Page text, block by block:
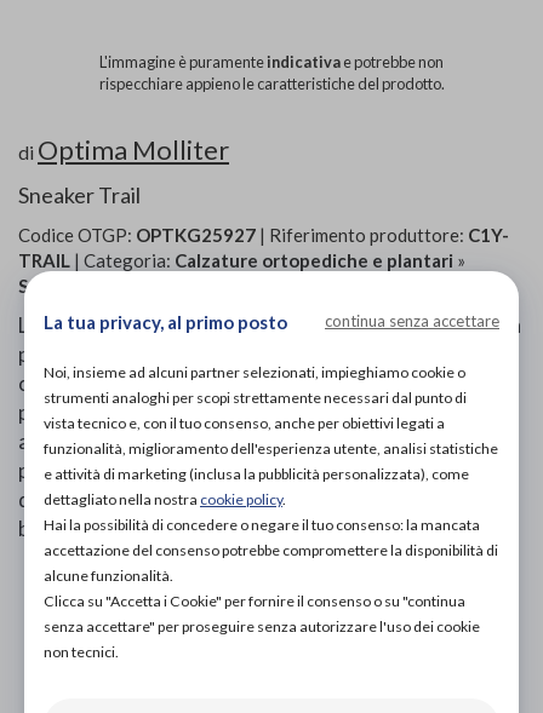
L'immagine è puramenteindicativae potrebbe non
rispecchiare appieno le caratteristiche del prodotto.
di Optima Molliter
Sneaker Trail
Codice OTGP: OPTKG25927 | Riferimento produttore: C1Y-
TRAIL | Categoria: Calzature ortopediche e plantari »
Sandali ortopedici
La sneaker Trail, si presenta con una tomaia realizzata in
pelle, soletta interna estraibile ed apertura regolabile
con lacci. YDA consente di curare il bilanciamento della
postura e potenziare le funzionalità del corpo. Il sistema
antishock che ridistribuisce il peso sull’intera superficie
plantare e lo Spring System favoriscono il rotolamento
del piede restituendo una piacevole sensazione di
benessere ed equilibrio.
PROVA E ACQUISTA IN NEGOZIO
175,00€
PROVA E NOLEGGIA IN NEGOZIO
La tua privacy, al primo posto continua senza accettare
Noi, insieme ad alcuni partner selezionati, impieghiamo cookie o
strumenti analoghi per scopi strettamente necessari dal punto di
vista tecnico e, con il tuo consenso, anche per obiettivi legati a
funzionalità, miglioramento dell'esperienza utente, analisi statistiche
e attività di marketing (inclusa la pubblicità personalizzata), come
dettagliato nella nostra cookie policy.
Hai la possibilità di concedere o negare il tuo consenso: la mancata
accettazione del consenso potrebbe compromettere la disponibilità di
alcune funzionalità.
Clicca su "Accetta i Cookie" per fornire il consenso o su "continua
senza accettare" per proseguire senza autorizzare l'uso dei cookie
non tecnici.